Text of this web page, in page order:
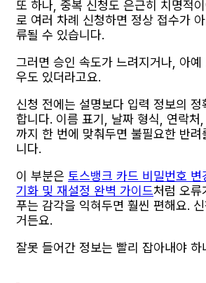
또 하나, 중복 신청도 은근히 치명적
로 여러 차례 신청하면 정상 접수가
류될 수 있습니다.
그러면 승인 속도가 느려지거나, 아예
우도 있더라고요.
신청 전에는 설명보다 입력 정보의 정
합니다. 이름 표기, 날짜 형식, 연락처
까지 한 번에 맞춰두면 불필요한 반
니다.
이 부분은 토스뱅크 카드 비밀번호
기화 및 재설정 완벽 가이드처럼 오류
푸는 감각을 익혀두면 훨씬 편해요.
거든요.
잘못 들어간 정보는 빨리 잡아내야 하